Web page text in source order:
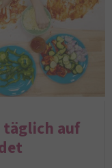
täglich auf